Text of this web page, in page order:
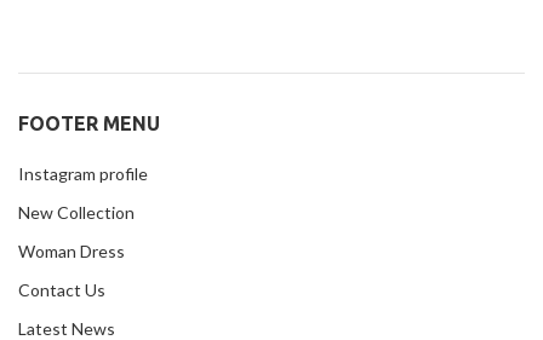
FOOTER MENU
Instagram profile
New Collection
Woman Dress
Contact Us
Latest News